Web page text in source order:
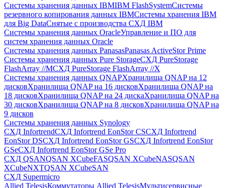
Системы хранения данных IBMIBM FlashSystemСистемы
резервного копирования данных IBMСистемы хранения IBM
для Big DataСнятые с производства СХД IBM
Системы хранения данных OracleУправление и ПО для
систем хранения данных Oracle
Системы хранения данных PanasasPanasas ActiveStor Prime
Системы хранения данных Pure StorageСХД PureStorage
FlashArray //MСХД PureStorage FlashArray //X
Системы хранения данных QNAPХранилища QNAP на 12
дисковХранилища QNAP на 16 дисковХранилища QNAP на
18 дисковХранилища QNAP на 24 дискаХранилища QNAP на
30 дисковХранилища QNAP на 8 дисковХранилища QNAP на
9 дисков
Системы хранения данных Synology
СХД InfortrendСХД Infortrend EonStor CSСХД Infortrend
EonStor DSСХД Infortrend EonStor GSСХД Infortrend EonStor
GSeСХД Infortrend EonStor GSe Pro
СХД QSANQSAN XCubeFASQSAN XCubeNASQSAN
XCubeNXTQSAN XCubeSAN
СХД Supermicro
Allied TelesisКоммутаторы Allied TelesisМультисервисные